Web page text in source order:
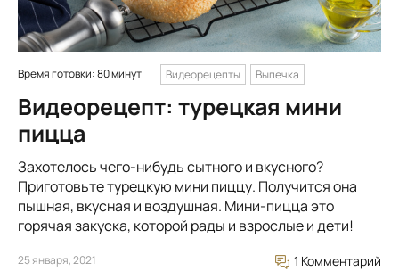
Время готовки: 80 минут Видеорецепты Выпечка
Видеорецепт: турецкая мини
пицца
Захотелось чего-нибудь сытного и вкусного?
Приготовьте турецкую мини пиццу. Получится она
пышная, вкусная и воздушная. Мини-пицца это
горячая закуска, которой рады и взрослые и дети!
25 января, 2021 1 Комментарий